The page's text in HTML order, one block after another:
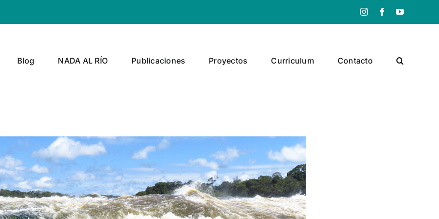
InstagramFacebookYouTube
Blog NADA AL RÍO Publicaciones Proyectos Curriculum Contacto